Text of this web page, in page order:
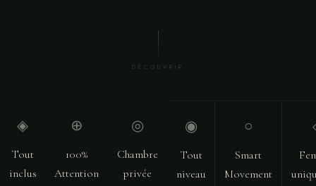
DÉCOUVRIR
◈
Tout
inclus
⊕
100%
Attention
◎
Chambre
privée
◉
Tout
niveau
○
Smart
Movement